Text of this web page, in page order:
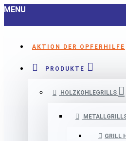
MENU
AKTION DER OPFERHILFE
PRODUKTE
HOLZKOHLEGRILLS
GRILL